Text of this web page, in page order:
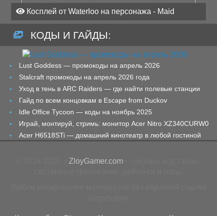
Косплей от Waterloo на персонажа - Maid
КОДЫ И ГАЙДЫ:
Lust Goddess — промокоды на апрель 2026
Stalcraft промокоды на апрель 2026 года
Уход в тень в ARC Raiders — где найти полевые станции
Гайд по всем концовкам в Escape from Duckov
Idle Office Tycoon — коды на ноябрь 2025
Играй, монтируй, стримь: монитор Acer Nitro XZ340CURW0
Acer H6518STi — домашний кинотеатр в любой гостиной
ZloyGamer.com